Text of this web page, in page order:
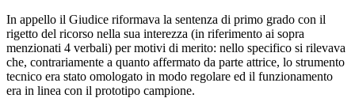
In appello il Giudice riformava la sentenza di primo grado con il
rigetto del ricorso nella sua interezza (in riferimento ai sopra
menzionati 4 verbali) per motivi di merito: nello specifico si rilevava
che, contrariamente a quanto affermato da parte attrice, lo strumento
tecnico era stato omologato in modo regolare ed il funzionamento
era in linea con il prototipo campione.